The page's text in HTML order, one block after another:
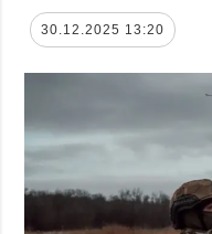
30.12.2025 13:20